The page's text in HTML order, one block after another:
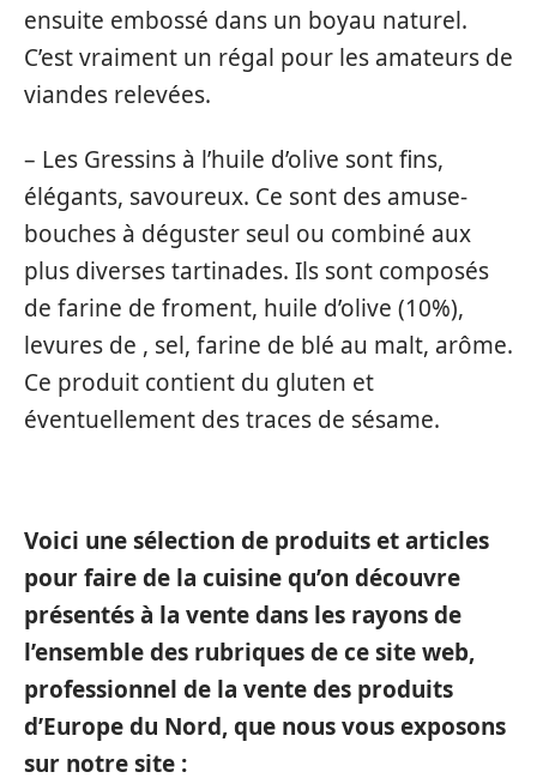
ensuite embossé dans un boyau naturel.
C’est vraiment un régal pour les amateurs de
viandes relevées.
– Les Gressins à l’huile d’olive sont fins,
élégants, savoureux. Ce sont des amuse-
bouches à déguster seul ou combiné aux
plus diverses tartinades. Ils sont composés
de farine de froment, huile d’olive (10%),
levures de , sel, farine de blé au malt, arôme.
Ce produit contient du gluten et
éventuellement des traces de sésame.
Voici une sélection de produits et articles
pour faire de la cuisine qu’on découvre
présentés à la vente dans les rayons de
l’ensemble des rubriques de ce site web,
professionnel de la vente des produits
d’Europe du Nord, que nous vous exposons
sur notre site :